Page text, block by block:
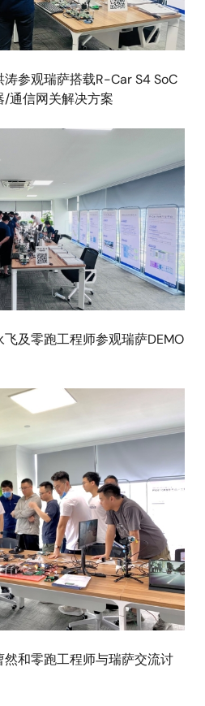
参观瑞萨搭载R-Car S4 SoC
通信网关解决方案
及零跑工程师参观瑞萨DEMO
和零跑工程师与瑞萨交流讨